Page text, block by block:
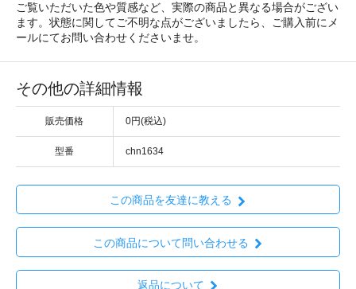
ご覧いただいた色や質感など、実際の商品と異なる場合がござい
ます。状態に関してご不明な点がございましたら、ご購入前にメ
ールにてお問い合わせくださいませ。
その他の詳細情報
販売価格 0円(税込)
型番 chn1634
この商品を友達に教える
この商品について問い合わせる
返品について